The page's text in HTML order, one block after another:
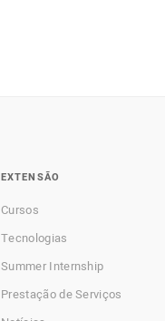
EXTENSÃO
Cursos
Tecnologias
Summer Internship
Prestação de Serviços